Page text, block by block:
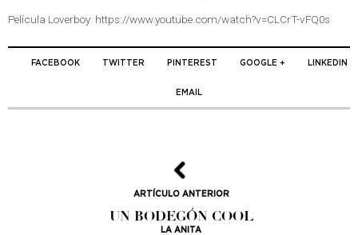
Película Loverboy: https://www.youtube.com/watch?v=CLCrT-vFQ0s
FACEBOOK TWITTER PINTEREST GOOGLE + LINKEDIN
EMAIL
ARTÍCULO ANTERIOR
UN BODEGÓN COOL
LA ANITA